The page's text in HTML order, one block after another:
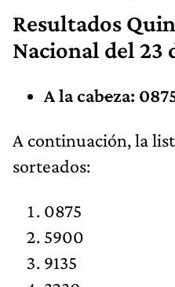
Resultados
Nacional del 23
A la cabeza:
​A continuación, la
sorteados:
0875
5900
9135